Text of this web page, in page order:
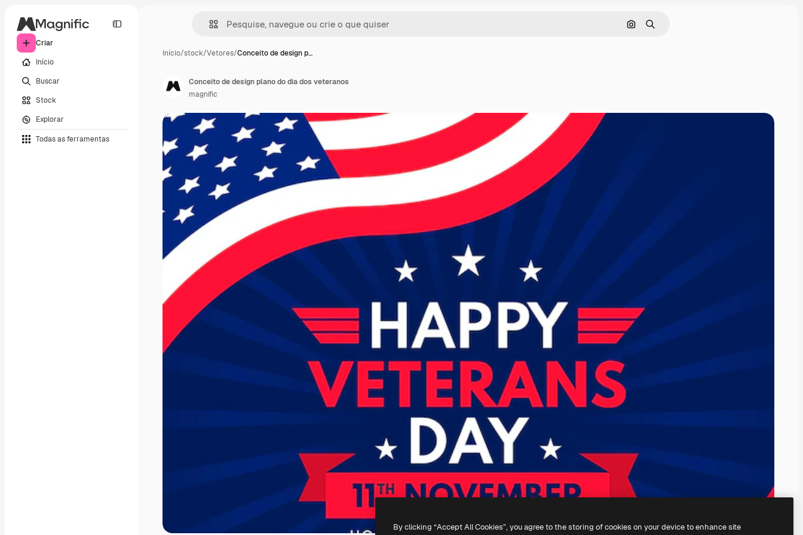
Criar
Início
Buscar
Stock
Explorar
Todas as ferramentas
Pesquisar por imagem
Buscar
Início/stock/Vetores/Conceito de design p…
Conceito de design plano do dia dos veteranos
magnific
By clicking “Accept All Cookies”, you agree to the storing of cookies on your device to enhance site